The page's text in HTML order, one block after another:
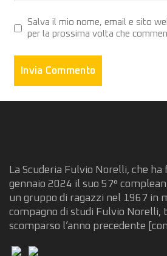
Salva il mio nome, email e sito
per la prossima volta che
La Scuderia Fulvio Norelli, che
gennaio 2024 il suo 57°
un gruppo di ragazzi nel 1967 in
compagno di studi Fulvio Norelli,
scomparso l’anno precedente